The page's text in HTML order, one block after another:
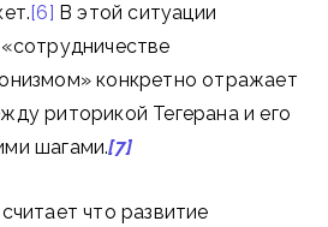
[6] В этой ситуации
конкретно отражает
риторикой Тегерана и его
шагами.[7]
что развитие